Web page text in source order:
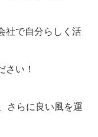
社で自分らしく活
さい！
さらに良い風を運